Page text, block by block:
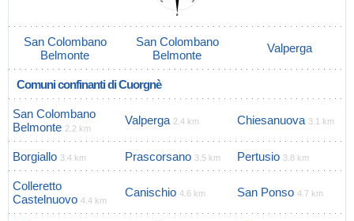
San Colombano
Belmonte
San Colombano
Belmonte
Valperga
Comuni confinanti di Cuorgnè
San Colombano
Belmonte 2.2 km
Valperga 2.4 km Chiesanuova 3.1 km
Borgiallo 3.4 km Prascorsano 3.5 km Pertusio 3.8 km
Colleretto
Castelnuovo 4.4 km
Canischio 4.6 km San Ponso 4.7 km